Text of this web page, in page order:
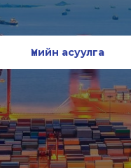
Үнийн асуулга